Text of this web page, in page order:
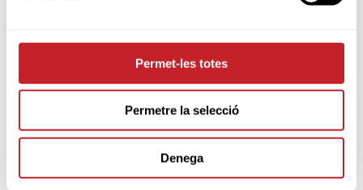
Permet-les totes
Permetre la selecció
Denega